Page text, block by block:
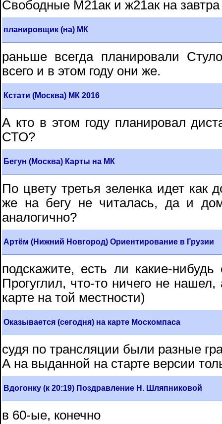
Свободные М21ак и ж21ак на
планировщик (на) МК
раньше всегда планировали
всего и в этом году они же.
Кстати (Москва) МК 2016
А кто в этом году планировал
СТО?
Бегун (Москва) Карты на МК
По цвету третья зеленка идет как
же на бегу не читалась, да и
аналогично?
Артём (Нижний Новгород) Ориентирование в Грузии
подскажите, есть ли какие-
Прогуглил, что-то ничего не
карте на той местности)
Оказывается (сегодня) на карте Москомпаса
судя по трансляции были разные
А на выданной на старте версии
Вдогонку (к 20:19) Поздравление Н. Шляпниковой
в 60-ые, конечно